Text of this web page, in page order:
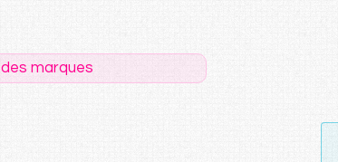
marques